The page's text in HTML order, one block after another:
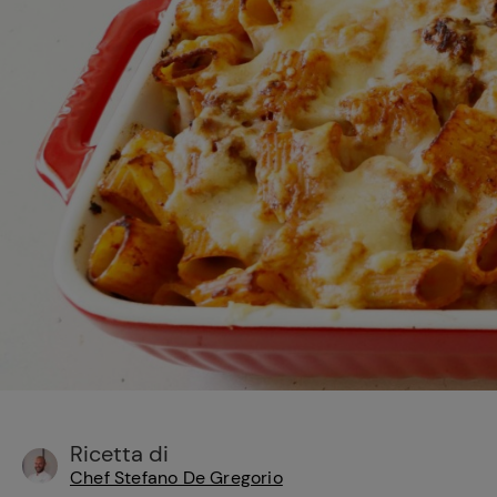
Cavolo romanesco al
forno con ‘nduja
Bisque di gamberi:
l'ideale per insaporire
i tuoi piatti di pesce!
Ricetta di
Chef Stefano De Gregorio